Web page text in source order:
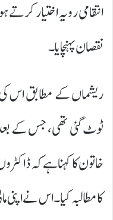
انتقامی رویہ اختیار
نقصان پہنچایا۔
ریشماں کے مطابق اس کی
ٹوٹ گئی تھی، جس کے
کا مطالبہ کیا۔ اس نے اپنی